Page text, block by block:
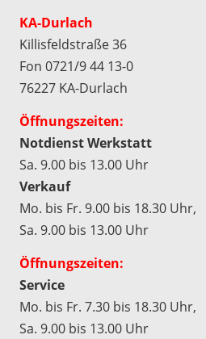
KA-Durlach
Killisfeldstraße 36
Fon 0721/9 44 13-0
76227 KA-Durlach
Öffnungszeiten:
Notdienst Werkstatt
Sa. 9.00 bis 13.00 Uhr
Verkauf
Mo. bis Fr. 9.00 bis 18.30 Uhr,
Sa. 9.00 bis 13.00 Uhr
Öffnungszeiten:
Service
Mo. bis Fr. 7.30 bis 18.30 Uhr,
Sa. 9.00 bis 13.00 Uhr